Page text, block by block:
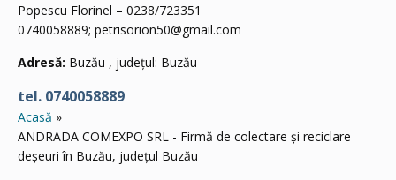
Popescu Florinel – 0238/723351
0740058889; petrisorion50@gmail.com
Adresă: Buzău , județul: Buzău -
tel. 0740058889
Acasă
ANDRADA COMEXPO SRL - Firmă de colectare și reciclare
deșeuri în Buzău, județul Buzău